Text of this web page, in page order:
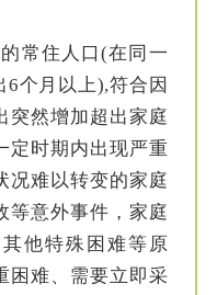
常住人口(在同一
6个月以上),符合因
突然增加超出家庭
定时期内出现严重
况难以转变的家庭
等意外事件，家庭
他特殊困难等原
困难、需要立即采